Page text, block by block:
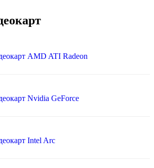
AMD ATI Radeon
Nvidia GeForce
Intel Arc